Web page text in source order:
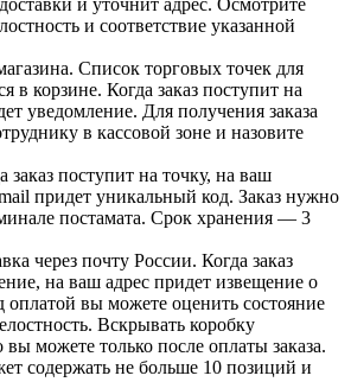
и соответствие указанной
Список торговых точек для
в корзине. Когда заказ поступит на
уведомление. Для получения заказа
в кассовой зоне и назовите
заказ поступит на точку, на ваш
придет уникальный код. Заказ нужно
постамата. Срок хранения — 3
через почту России. Когда заказ
на ваш адрес придет извещение о
оплатой вы можете оценить состояние
Вскрывать коробку
вы можете только после оплаты заказа.
содержать не больше 10 позиций и